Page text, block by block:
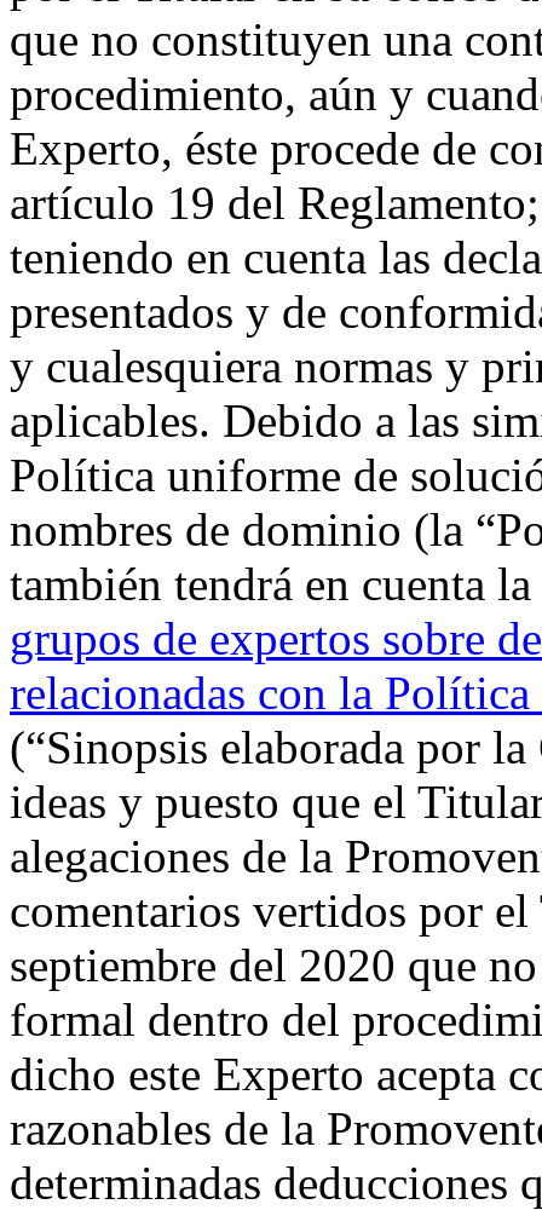
que no constituyen una
procedimiento, aún y
Experto, éste procede de
artículo 19 del
teniendo en cuenta las
presentados y de
y cualesquiera normas y
aplicables. Debido a las
Política uniforme de
nombres de dominio (la
también tendrá en cuenta la
grupos de expertos sobre
relacionadas con la
(“Sinopsis elaborada por
ideas y puesto que el
alegaciones de la
comentarios vertidos por
septiembre del 2020 que
formal dentro del
dicho este Experto acepta
razonables de la
determinadas deducciones